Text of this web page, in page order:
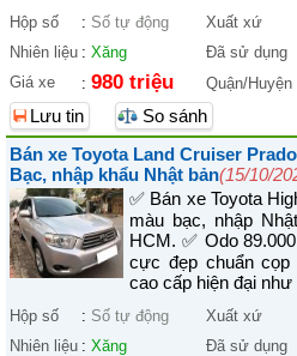
Hộp số : Số tự động Xuất xứ
Nhiên liệu : Xăng Đã sử dụng
Giá xe
: 980 triệu Quận/Huyện
Lưu tin
So sánh
Bán xe Toyota Land Cruiser
Bạc, nhập khẩu Nhật bản(15/10/
✅ Bán xe Toyota
màu bạc, nhập
HCM. ✅ Odo
cực đẹp chuẩn
cao cấp hiện đại
Hộp số : Số tự động Xuất xứ
Nhiên liệu : Xăng Đã sử dụng